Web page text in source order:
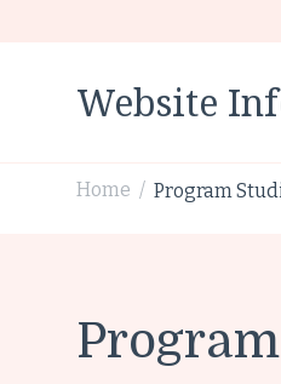
Website
Home / Program